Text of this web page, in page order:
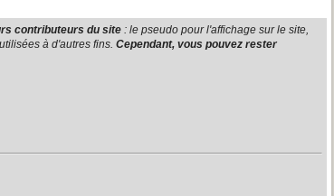
contributeurs du site : le pseudo pour l'affichage sur le site,
à d'autres fins. Cependant, vous pouvez rester